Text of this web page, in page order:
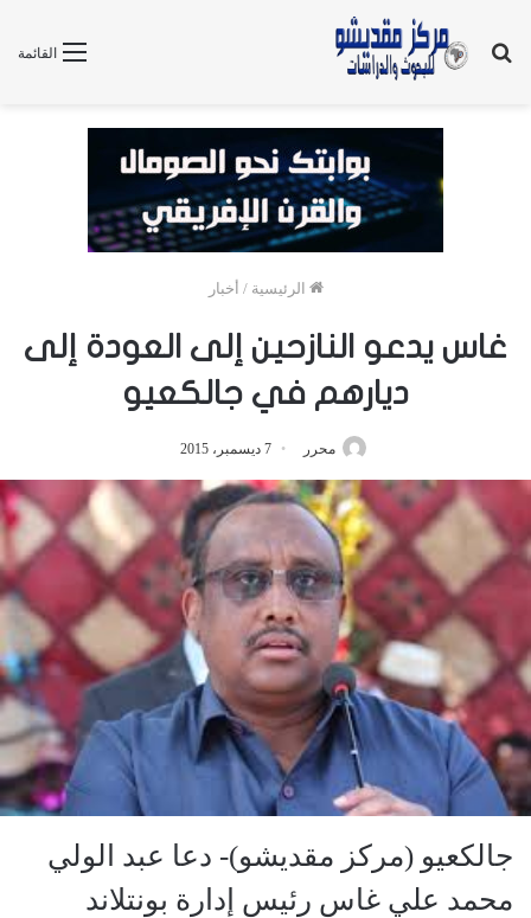
القائمة
بحث
الرئيسية / أخبار
غاس يدعو النازحين إلى العودة إلى
ديارهم في جالكعيو
محرر 7 ديسمبر، 2015
جالكعيو (مركز مقديشو)- دعا عبد الولي
محمد علي غاس رئيس إدارة بونتلاند